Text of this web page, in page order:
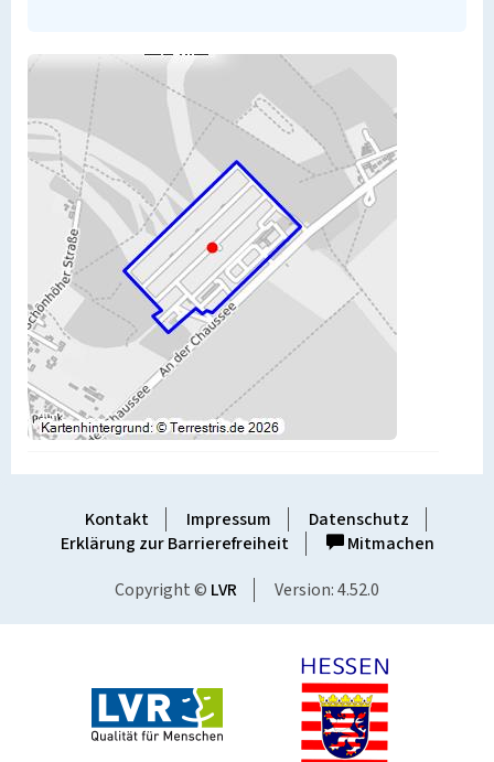
Kontakt Impressum
Datenschutz
Erklärung zur Barrierefreiheit
Mitmachen
Copyright © LVR Version: 4.52.0